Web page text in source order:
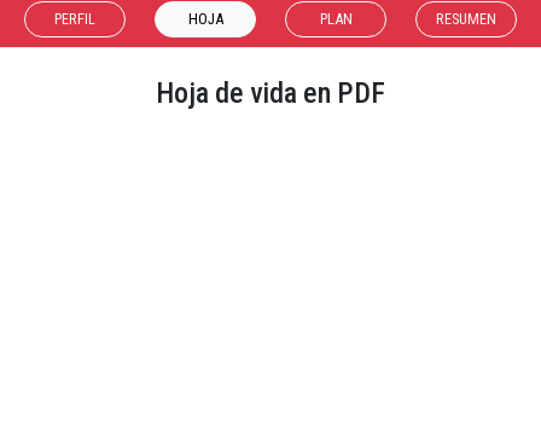
PERFIL HOJA PLAN RESUMEN
Hoja de vida en PDF